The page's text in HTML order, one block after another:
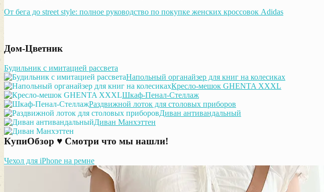
От бега до street style: полное руководство по покупке женских кроссовок Adidas
Дом-Цветник
Будильник с имитацией рассвета
Напольный органайзер для книг на колесиках
Кресло-мешок GHENTA XXXL
Шкаф-Пенал-Стеллаж
Раздвижной лоток для столовых приборов
Диван антивандальный
Диван Манхэттен
КупиОбзор ♥ Смотри что мы нашли!
Чехол для iPhone на ремне